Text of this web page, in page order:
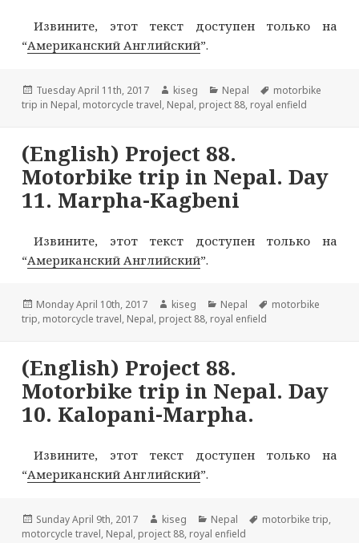
Извините, этот текст доступен только на
“Американский Английский”.
Опубликовано
Tuesday April 11th, 2017 Автор
kiseg Рубрики
Nepal Метки
motorbike
trip in Nepal, motorcycle travel, Nepal, project 88, royal enfield
(English) Project 88.
Motorbike trip in Nepal. Day
11. Marpha-Kagbeni
Извините, этот текст доступен только на
“Американский Английский”.
Опубликовано
Monday April 10th, 2017 Автор
kiseg Рубрики
Nepal Метки
motorbike
trip, motorcycle travel, Nepal, project 88, royal enfield
(English) Project 88.
Motorbike trip in Nepal. Day
10. Kalopani-Marpha.
Извините, этот текст доступен только на
“Американский Английский”.
Опубликовано
Sunday April 9th, 2017 Автор
kiseg Рубрики
Nepal Метки
motorbike trip,
motorcycle travel, Nepal, project 88, royal enfield